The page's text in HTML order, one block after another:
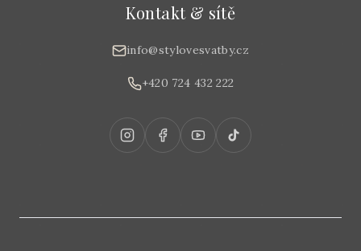
Kontakt & sítě
info@stylovesvatby.cz
+420 724 432 222